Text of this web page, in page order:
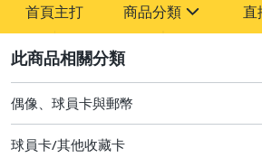
首頁主打 商品分類
圖書/影音/文具
古董、藝術與礦石
直
偶像、球員卡與郵幣
球員卡/其他收藏卡